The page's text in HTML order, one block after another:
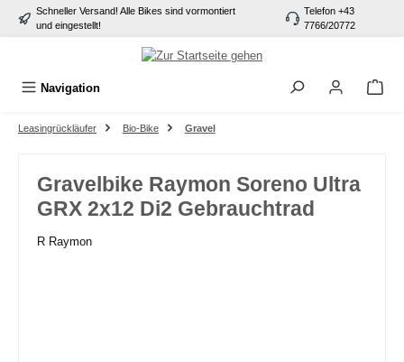
springen
Schneller Versand! Alle Bikes sind vormontiert
und eingestellt!
Telefon +43
7766/20772
Navigation
Leasingrückläufer Bio-Bike Gravel
Gravelbike Raymon Soreno Ultra
GRX 2x12 Di2 Gebrauchtrad
R Raymon